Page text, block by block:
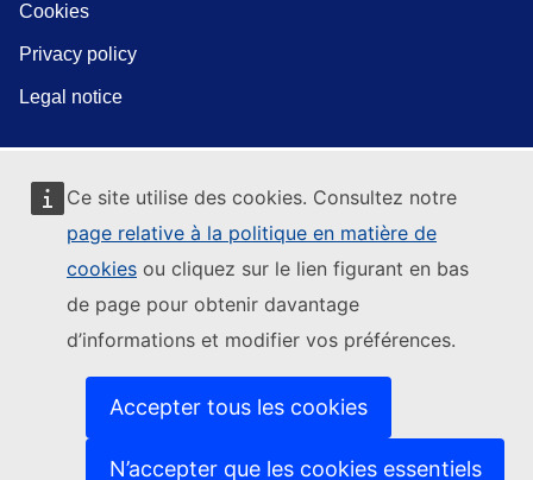
Ce site utilise des cookies. Consultez notre
page relative à la politique en matière de
cookies ou cliquez sur le lien figurant en bas
de page pour obtenir davantage
d’informations et modifier vos préférences.
Accepter tous les cookies
N’accepter que les cookies essentiels
Cookies
Privacy policy
Legal notice